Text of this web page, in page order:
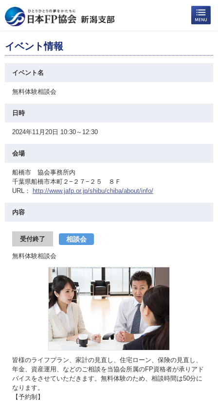
イベント情報
イベント名
無料体験相談会
日時
2024年11月20日 10:30～12:30
会場
船橋市 協会事務所内
千葉県船橋市本町２−２７−２５ ８Ｆ
URL：
http://www.jafp.or.jp/shibu/chiba/about/info/
内容
受付終了 相談会
無料体験相談会
皆様のライフプラン、家計の見直し、住宅ローン、保険の見直し、
年金、資産運用、などのご相談を当協会所属のFP資格者が承りアド
バイスをさせていただきます。無料体験のため、相談時間は50分に
なります。
【予約制】